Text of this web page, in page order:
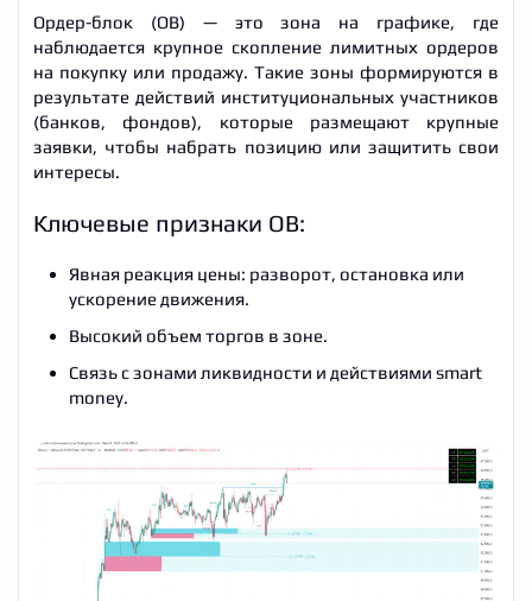
Ордер-блок (OB) — это зона на графике, где
наблюдается крупное скопление лимитных ордеров
на покупку или продажу. Такие зоны формируются в
результате действий институциональных участников
(банков, фондов), которые размещают крупные
заявки, чтобы набрать позицию или защитить свои
интересы.
Ключевые признаки OB:
Явная реакция цены: разворот, остановка или
ускорение движения.
Высокий объем торгов в зоне.
Связь с зонами ликвидности и действиями smart
money.